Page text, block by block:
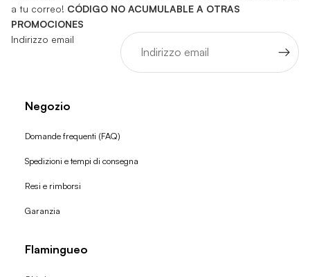
a tu correo! CÓDIGO NO ACUMULABLE A OTRAS
PROMOCIONES
Indirizzo email
Negozio
Domande frequenti (FAQ)
Spedizioni e tempi di consegna
Resi e rimborsi
Garanzia
Flamingueo